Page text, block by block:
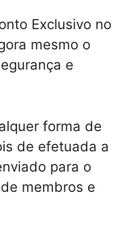
Exclusivo no
mesmo o
e
forma de
de efetuada a
para o
membros e